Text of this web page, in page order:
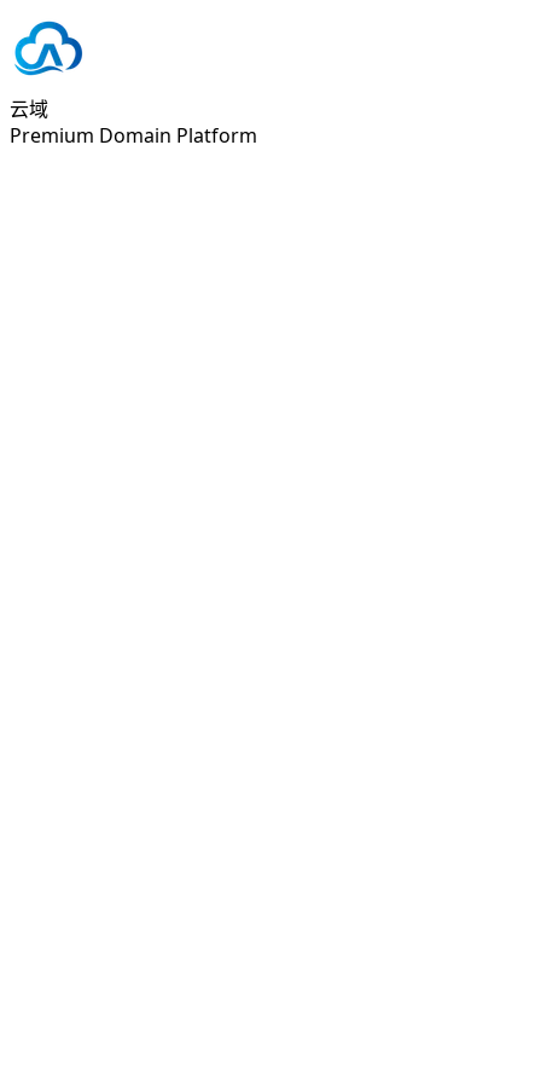
云域
Premium Domain Platform